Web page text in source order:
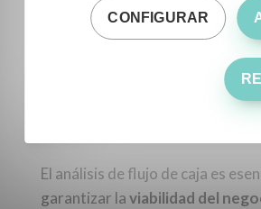
Los ingresos se
pero los gastos son
La exportación suele
Es imprescindible un
El análisis de flujo de caja es
garantizar laviabilidad del
CONFIGURAR